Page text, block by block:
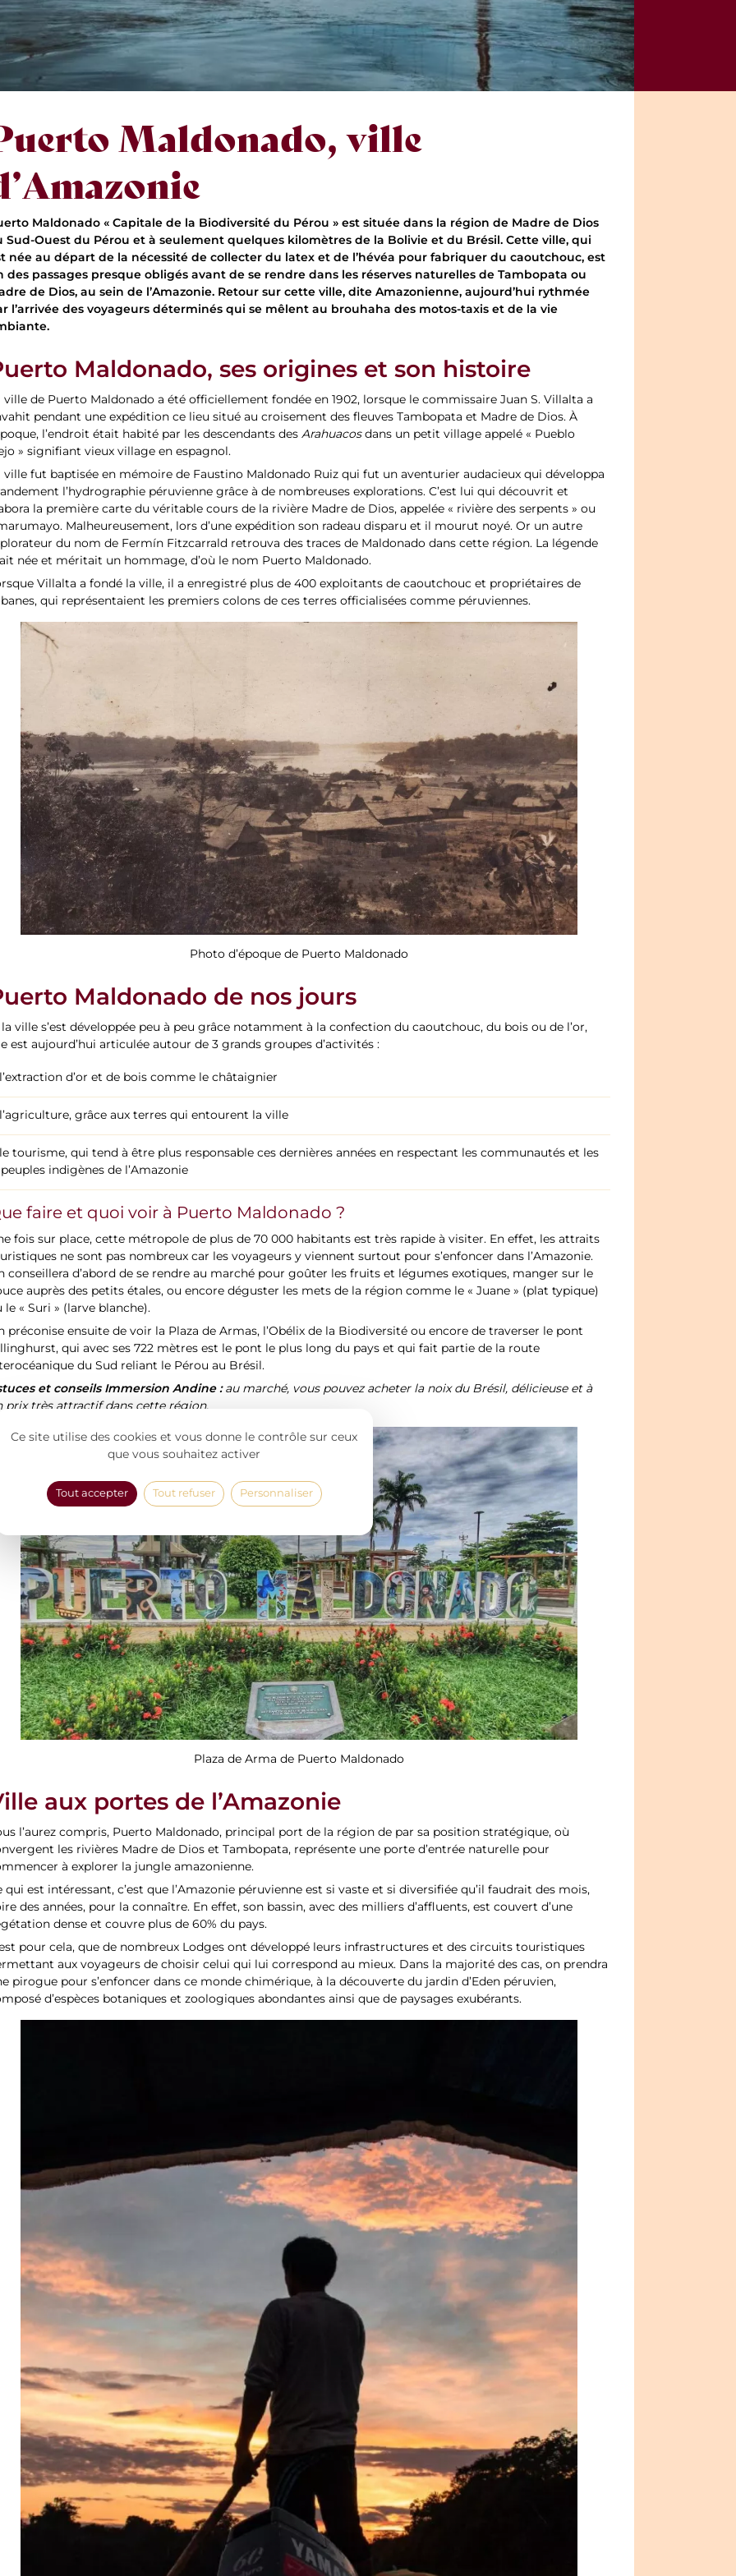
Maldonado, ville
Maldonado « Capitale de la Biodiversité du Pérou » est située dans la région de Madre de Dios
Sud-Ouest du Pérou et à seulement quelques kilomètres de la Bolivie et du Brésil. Cette ville, qui
née au départ de la nécessité de collecter du latex et de l’hévéa pour fabriquer du caoutchouc, est
des passages presque obligés avant de se rendre dans les réserves naturelles de Tambopata ou
de Dios, au sein de l’Amazonie. Retour sur cette ville, dite Amazonienne, aujourd’hui rythmée
l’arrivée des voyageurs déterminés qui se mêlent au brouhaha des motos-taxis et de la vie
Maldonado, ses origines et son histoire
ville de Puerto Maldonado a été officiellement fondée en 1902, lorsque le commissaire Juan S. Villalta a
pendant une expédition ce lieu situé au croisement des fleuves Tambopata et Madre de Dios. À
l’endroit était habité par les descendants desArahuacosdans un petit village appelé « Pueblo
» signifiant vieux village en espagnol.
ville fut baptisée en mémoire de Faustino Maldonado Ruiz qui fut un aventurier audacieux qui développa
l’hydrographie péruvienne grâce à de nombreuses explorations. C’est lui qui découvrit et
la première carte du véritable cours de la rivière Madre de Dios, appelée « rivière des serpents » ou
Malheureusement, lors d’une expédition son radeau disparu et il mourut noyé. Or un autre
du nom de Fermín Fitzcarrald retrouva des traces de Maldonado dans cette région. La légende
née et méritait un hommage, d’où le nom Puerto Maldonado.
Villalta a fondé la ville, il a enregistré plus de 400 exploitants de caoutchouc et propriétaires de
qui représentaient les premiers colons de ces terres officialisées comme péruviennes.
Photo d’époque de Puerto Maldonado
Maldonado de nos jours
la ville s’est développée peu à peu grâce notamment à la confection du caoutchouc, du bois ou de l’or,
est aujourd’hui articulée autour de 3 grands groupes d’activités :
l’extraction d’or et de bois comme le châtaignier
l’agriculture, grâce aux terres qui entourent la ville
le tourisme, qui tend à être plus responsable ces dernières années en respectant les communautés et les
peuples indigènes de l’Amazonie
faire et quoi voir à Puerto Maldonado ?
fois sur place, cette métropole de plus de 70 000 habitants est très rapide à visiter. En effet, les attraits
ne sont pas nombreux car les voyageurs y viennent surtout pour s’enfoncer dans l’Amazonie.
conseillera d’abord de se rendre au marché pour goûter les fruits et légumes exotiques, manger sur le
auprès des petits étales, ou encore déguster les mets de la région comme le « Juane » (plat typique)
le « Suri » (larve blanche).
préconise ensuite de voir la Plaza de Armas, l’Obélix de la Biodiversité ou encore de traverser le pont
qui avec ses 722 mètres est le pont le plus long du pays et qui fait partie de la route
du Sud reliant le Pérou au Brésil.
et conseils Immersion Andine :au marché, vous pouvez acheter la noix du Brésil, délicieuse et à
prix très attractif dans cette région.
Plaza de Arma de Puerto Maldonado
aux portes de l’Amazonie
l’aurez compris, Puerto Maldonado, principal port de la région de par sa position stratégique, où
les rivières Madre de Dios et Tambopata, représente une porte d’entrée naturelle pour
à explorer la jungle amazonienne.
qui est intéressant, c’est que l’Amazonie péruvienne est si vaste et si diversifiée qu’il faudrait des mois,
des années, pour la connaître. En effet, son bassin, avec des milliers d’affluents, est couvert d’une
dense et couvre plus de 60% du pays.
pour cela, que de nombreux Lodges ont développé leurs infrastructures et des circuits touristiques
aux voyageurs de choisir celui qui lui correspond au mieux. Dans la majorité des cas, on prendra
pirogue pour s’enfoncer dans ce monde chimérique, à la découverte du jardin d’Eden péruvien,
d’espèces botaniques et zoologiques abondantes ainsi que de paysages exubérants.
Ce site utilise des cookies et vous donne le contrôle sur ceux
que vous souhaitez activer
Tout accepter Tout refuser Personnaliser